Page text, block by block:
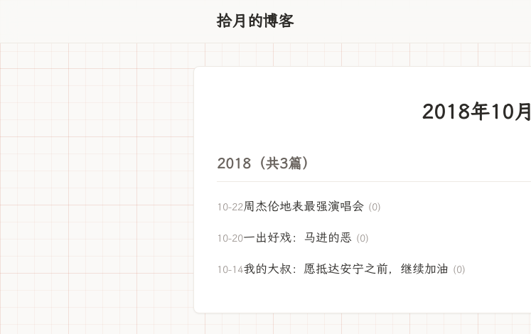
拾月的博客
2018年10月
2018（共3篇）
10-22周杰伦地表最强演唱会 (0)
10-20一出好戏：马进的恶 (0)
10-14我的大叔：愿抵达安宁之前，继续加油 (0)